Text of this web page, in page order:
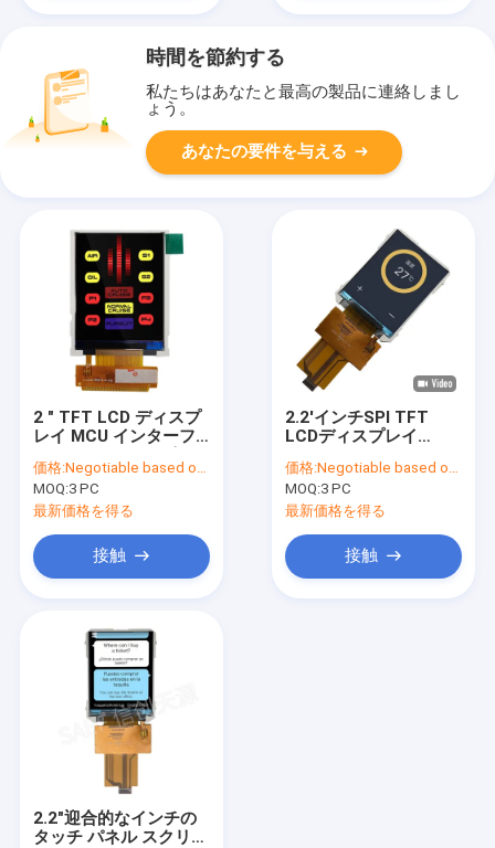
時間を節約する
私たちはあなたと最高の製品に連絡しまし
ょう。
あなたの要件を与える
2 " TFT LCD ディスプ
レイ MCU インターフ
ル ILI9225G IC
価格:Negotiable based on order lot quantity
MOQ:3 PC
最新価格を得る
接触
2.2'インチSPI TFT
LCDディスプレイ
176x220 タッチパネル
画面,中国 TFTメーカー
価格:Negotiable based on order lot quantity
MOQ:3 PC
最新価格を得る
接触
2.2"迎合的なインチの
タッチ パネル スクリー